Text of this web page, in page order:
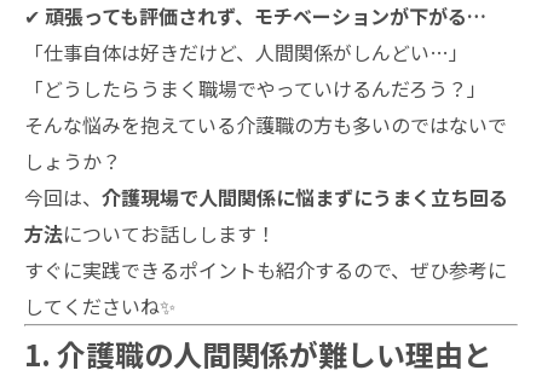
✔ 頑張っても評価されず、モチベーションが下がる…
「仕事自体は好きだけど、人間関係がしんどい…」
「どうしたらうまく職場でやっていけるんだろう？」
そんな悩みを抱えている介護職の方も多いのではないで
しょうか？
今回は、 介護現場で人間関係に悩まずにうまく立ち回る
方法についてお話しします！
すぐに実践できるポイントも紹介するので、ぜひ参考に
してくださいね✨
1. 介護職の人間関係が難しい理由と